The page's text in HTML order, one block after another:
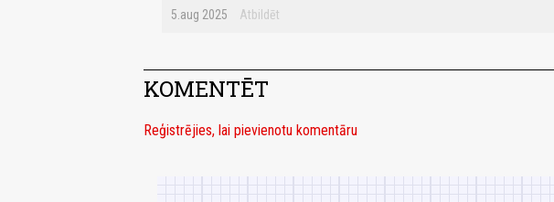
5.aug 2025 Atbildēt
KOMENTĒT
Reģistrējies, lai pievienotu komentāru